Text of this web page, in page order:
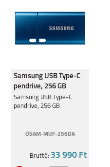
Samsung USB Type-C
pendrive, 256 GB
Samsung USB Type-C
pendrive, 256 GB
OSAM-MUF-256DA
Bruttó: 33 990 Ft